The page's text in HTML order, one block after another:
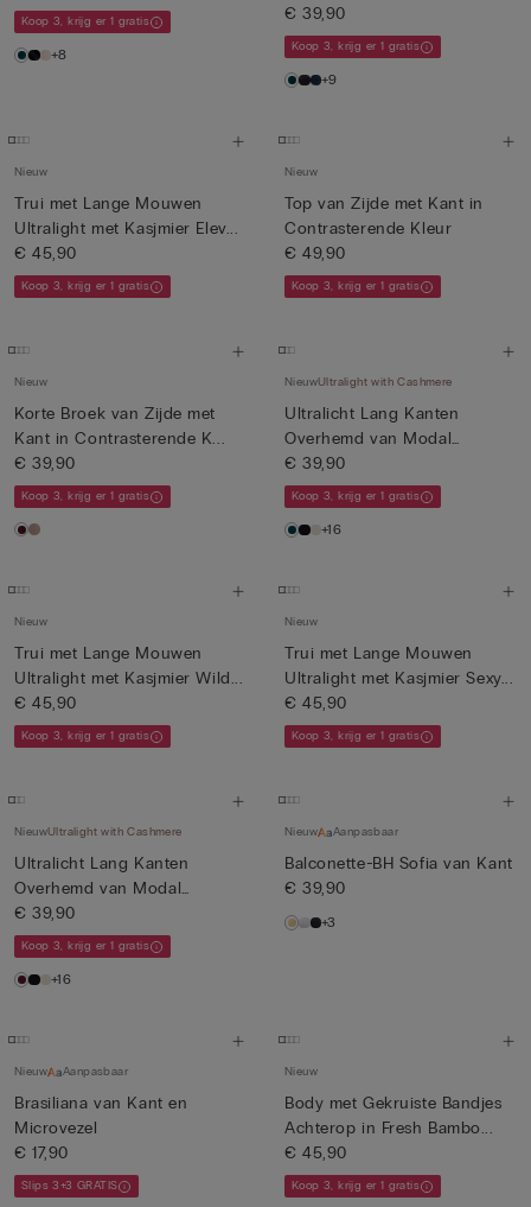
Koop 3, krijg er 1 gratis
+8
€ 39,90
Koop 3, krijg er 1 gratis
+9
Nieuw
Trui met Lange Mouwen
Ultralight met Kasjmier Elev...
€ 45,90
Koop 3, krijg er 1 gratis
Nieuw
Top van Zijde met Kant in
Contrasterende Kleur
€ 49,90
Koop 3, krijg er 1 gratis
Nieuw
Korte Broek van Zijde met
Kant in Contrasterende K...
€ 39,90
Koop 3, krijg er 1 gratis
NieuwUltralight with Cashmere
Ultralicht Lang Kanten
Overhemd van Modal
Kasjmier
€ 39,90
Koop 3, krijg er 1 gratis
+16
Nieuw
Trui met Lange Mouwen
Ultralight met Kasjmier Wild...
€ 45,90
Koop 3, krijg er 1 gratis
Nieuw
Trui met Lange Mouwen
Ultralight met Kasjmier Sexy...
€ 45,90
Koop 3, krijg er 1 gratis
NieuwUltralight with Cashmere
Ultralicht Lang Kanten
Overhemd van Modal
Kasjmier
€ 39,90
Koop 3, krijg er 1 gratis
+16
Nieuw Aanpasbaar
Balconette-BH Sofia van Kant
€ 39,90
+3
Nieuw Aanpasbaar
Brasiliana van Kant en
Microvezel
€ 17,90
Slips 3+3 GRATIS
Nieuw
Body met Gekruiste Bandjes
Achterop in Fresh Bambo...
€ 45,90
Koop 3, krijg er 1 gratis